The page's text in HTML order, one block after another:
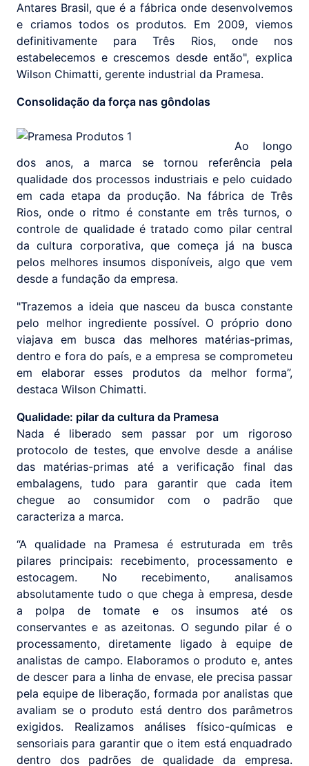
Antares Brasil, que é a fábrica onde desenvolvemos
e criamos todos os produtos. Em 2009, viemos
definitivamente para Três Rios, onde nos
estabelecemos e crescemos desde então", explica
Wilson Chimatti, gerente industrial da Pramesa.
Consolidação da força nas gôndolas
Ao longo
dos anos, a marca se tornou referência pela
qualidade dos processos industriais e pelo cuidado
em cada etapa da produção. Na fábrica de Três
Rios, onde o ritmo é constante em três turnos, o
controle de qualidade é tratado como pilar central
da cultura corporativa, que começa já na busca
pelos melhores insumos disponíveis, algo que vem
desde a fundação da empresa.
"Trazemos a ideia que nasceu da busca constante
pelo melhor ingrediente possível. O próprio dono
viajava em busca das melhores matérias-primas,
dentro e fora do país, e a empresa se comprometeu
em elaborar esses produtos da melhor forma”,
destaca Wilson Chimatti.
Qualidade: pilar da cultura da Pramesa
Nada é liberado sem passar por um rigoroso
protocolo de testes, que envolve desde a análise
das matérias-primas até a verificação final das
embalagens, tudo para garantir que cada item
chegue ao consumidor com o padrão que
caracteriza a marca.
“A qualidade na Pramesa é estruturada em três
pilares principais: recebimento, processamento e
estocagem. No recebimento, analisamos
absolutamente tudo o que chega à empresa, desde
a polpa de tomate e os insumos até os
conservantes e as azeitonas. O segundo pilar é o
processamento, diretamente ligado à equipe de
analistas de campo. Elaboramos o produto e, antes
de descer para a linha de envase, ele precisa passar
pela equipe de liberação, formada por analistas que
avaliam se o produto está dentro dos parâmetros
exigidos. Realizamos análises físico-químicas e
sensoriais para garantir que o item está enquadrado
dentro dos padrões de qualidade da empresa.